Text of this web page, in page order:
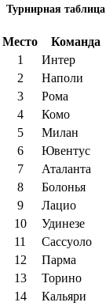
Турнирная
Место Команда
1
Интер
2
Наполи
3
Рома
4
Комо
5
Милан
6
Ювентус
7
Аталанта
8
Болонья
9
Лацио
10
Удинезе
11
Сассуоло
12
Парма
13
Торино
14
Кальяри